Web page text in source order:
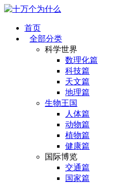
首页
全部分类
科学世界
数理化篇
科技篇
天文篇
地理篇
生物王国
人体篇
动物篇
植物篇
健康篇
国际博览
交通篇
国家篇